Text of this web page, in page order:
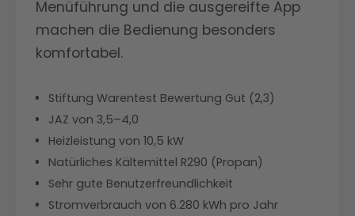
Menüführung und die ausgereifte App
machen die Bedienung besonders
komfortabel.
Stiftung Warentest Bewertung Gut (2,3)
JAZ von 3,5–4,0
Heizleistung von 10,5 kW
Natürliches Kältemittel R290 (Propan)
Sehr gute Benutzerfreundlichkeit
Stromverbrauch von 6.280 kWh pro Jahr